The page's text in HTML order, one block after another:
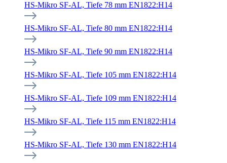
HS-Mikro SF-AL, Tiefe 78 mm EN1822:H14
HS-Mikro SF-AL, Tiefe 80 mm EN1822:H14
HS-Mikro SF-AL, Tiefe 90 mm EN1822:H14
HS-Mikro SF-AL, Tiefe 105 mm EN1822:H14
HS-Mikro SF-AL, Tiefe 109 mm EN1822:H14
HS-Mikro SF-AL, Tiefe 115 mm EN1822:H14
HS-Mikro SF-AL, Tiefe 130 mm EN1822:H14